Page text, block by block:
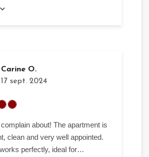
En plus c'est très facile à la
prenait la relève
Carine O.
17 sept. 2024
about! The apartment is
clean and very well appointed.
perfectly, ideal for